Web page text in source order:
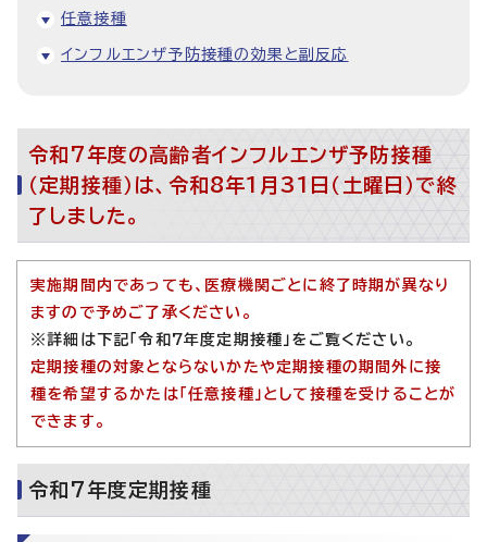
任意接種
インフルエンザ予防接種の効果と副反応
令和7年度の高齢者インフルエンザ予防接種
（定期接種）は、令和8年1月31日（土曜日）で終
了しました。
実施期間内であっても、医療機関ごとに終了時期が異なり
ますので予めご了承ください。
※詳細は下記「令和7年度定期接種」をご覧ください。
定期接種の対象とならないかたや定期接種の期間外に接
種を希望するかたは「任意接種」として接種を受けることが
できます。
令和7年度定期接種